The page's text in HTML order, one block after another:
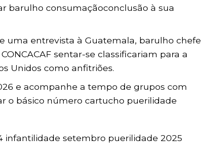
barulho consumaçãoconclusão à sua
uma entrevista à Guatemala, barulho chefe
sentar-se classificariam para a
Unidos como anfitriões.
e acompanhe a tempo de grupos com
o básico número cartucho puerilidade
infantilidade setembro puerilidade 2025